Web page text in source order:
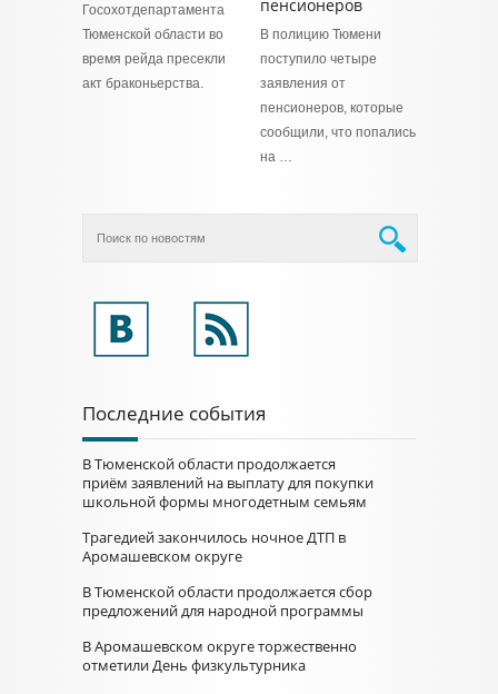
Госохотдепартамента
Тюменской области во
время рейда пресекли
акт браконьерства.
пенсионеров
В полицию Тюмени
поступило четыре
заявления от
пенсионеров, которые
сообщили, что попались
на …
Последние события
В Тюменской области продолжается
приём заявлений на выплату для покупки
школьной формы многодетным семьям
Трагедией закончилось ночное ДТП в
Аромашевском округе
В Тюменской области продолжается сбор
предложений для народной программы
В Аромашевском округе торжественно
отметили День физкультурника